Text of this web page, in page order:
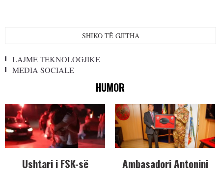
SHIKO TË GJITHA
LAJME TEKNOLOGJIKE
MEDIA SOCIALE
HUMOR
Ushtari i FSK-së
Ambasadori Antonini